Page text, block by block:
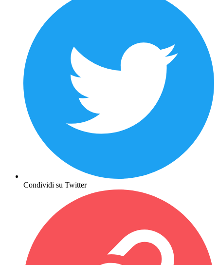
Condividi su Twitter